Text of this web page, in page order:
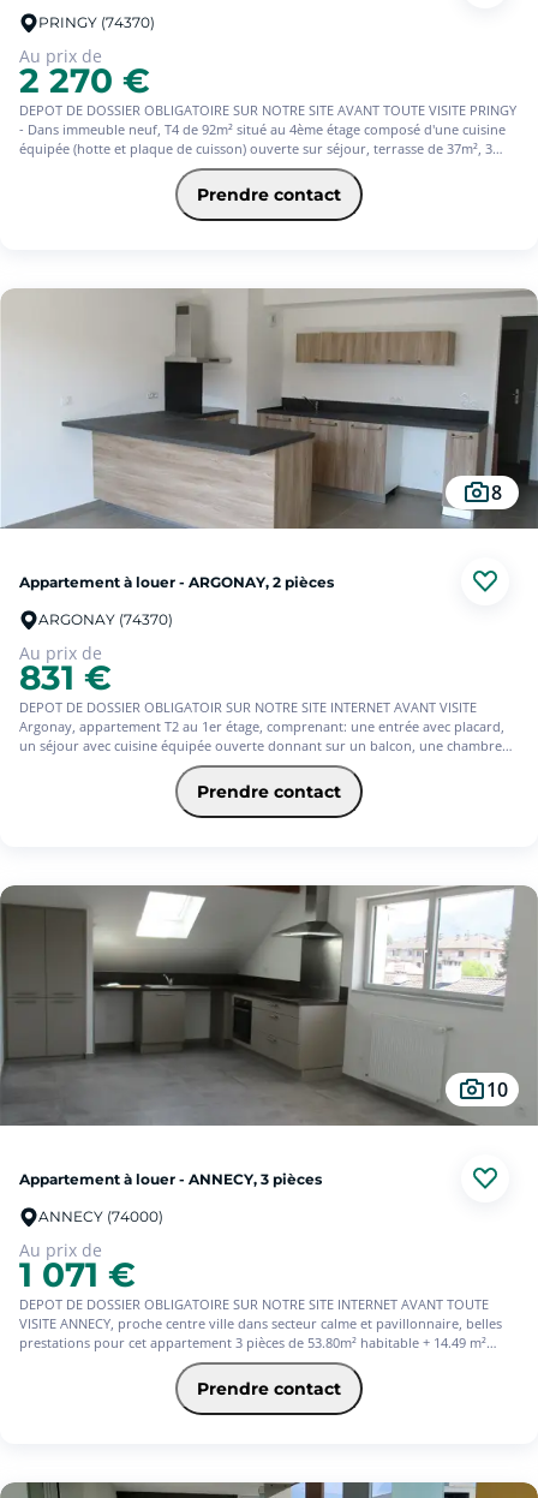
PRINGY (74370)
Au prix de
2 270 €
DEPOT DE DOSSIER OBLIGATOIRE SUR NOTRE SITE AVANT TOUTE VISITE PRINGY
- Dans immeuble neuf, T4 de 92m² situé au 4ème étage composé d'une cuisine
équipée (hotte et plaque de cuisson) ouverte sur séjour, terrasse de 37m², 3
chambres dont une avec salle d'eau, WC séparé, salle d'eau, cellier, cave et 2
Prendre contact
8
Appartement à louer - ARGONAY, 2 pièces
ARGONAY (74370)
Au prix de
831 €
DEPOT DE DOSSIER OBLIGATOIR SUR NOTRE SITE INTERNET AVANT VISITE
Argonay, appartement T2 au 1er étage, comprenant: une entrée avec placard,
un séjour avec cuisine équipée ouverte donnant sur un balcon, une chambre
avec placard donnant sur un balcon, une salle de bains avec wc. Une place de
parking couverte. Une cave. Exposition sud ouest. . Chauffage et eau chaude
gaz individuel Disponible tout de suite
Prendre contact
10
Appartement à louer - ANNECY, 3 pièces
ANNECY (74000)
Au prix de
1 071 €
DEPOT DE DOSSIER OBLIGATOIRE SUR NOTRE SITE INTERNET AVANT TOUTE
VISITE ANNECY, proche centre ville dans secteur calme et pavillonnaire, belles
prestations pour cet appartement 3 pièces de 53.80m² habitable + 14.49 m²
utiles, dans maison individuelle de 3 appartements, dernier étage, comprenant:
une entrée avec placard, un lumineux séjour avec cuisine équipée ouverte
(plaque, hotte, four), deux chambres avec placard, une salle d'eau avec douche
à l'italienne et wc séparés. Chauffage et eau chaude individuel au gaz.
Prendre contact